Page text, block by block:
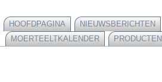
HOOFDPAGINA NIEUWSBERICHTEN
MOERTEELTKALENDER
PRODUCTEN